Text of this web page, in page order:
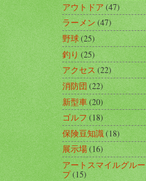
アウトドア(47)
ラーメン(47)
野球(25)
釣り(25)
アクセス(22)
消防団(22)
新型車(20)
ゴルフ(18)
保険豆知識(18)
展示場(16)
アートスマイルグルー
プ(15)